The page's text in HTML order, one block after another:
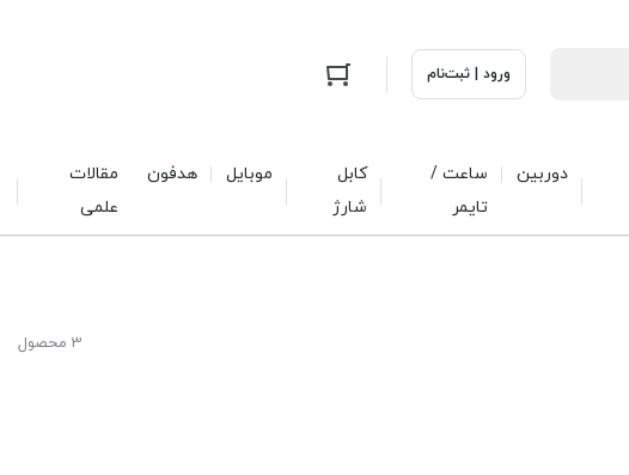
ورود | ثبت‌نام
دوربین
ساعت /
تایمر
کابل
شارژ
موبایل هدفون
مقالات
علمی
3 محصول